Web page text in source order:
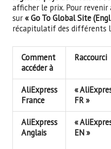
afficher le prix. Pour revenir
sur« Go To Global Site
récapitulatif des différents
Comment
accéder à
Raccourci
AliExpress
France
«
FR »
AliExpress
Anglais
«
EN »